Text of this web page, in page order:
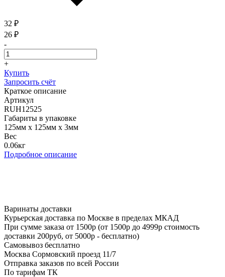
32 ₽
26 ₽
-
+
Купить
Запросить счёт
Краткое описание
Артикул
RUH12525
Габариты в упаковке
125мм x 125мм x 3мм
Вес
0.06кг
Подробное описание
Варинаты доставки
Курьерская доставка по Москве в пределах МКАД
При сумме заказа от 1500р (от 1500р до 4999р стоимость
доставки 200руб, от 5000р - бесплатно)
Самовывоз бесплатно
Москва Сормовский проезд 11/7
Отправка заказов по всей России
По тарифам ТК